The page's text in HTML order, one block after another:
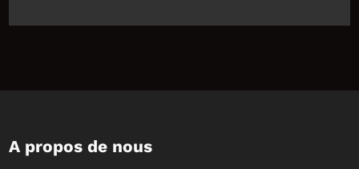
A propos de nous